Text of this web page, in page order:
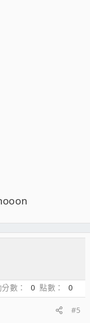
分數 0 點數
0
#5